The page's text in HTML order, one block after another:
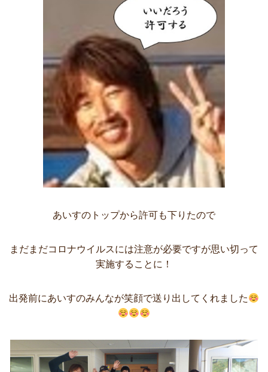
あいすのトップから許可も下りたので
まだまだコロナウイルスには注意が必要ですが思い切って
実施することに！
出発前にあいすのみんなが笑顔で送り出してくれました